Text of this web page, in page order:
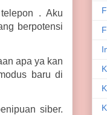
. Aku
berpotensi
apa ya kan
baru di
siber.